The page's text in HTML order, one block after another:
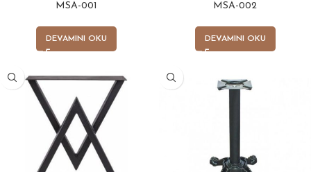
MSA-001
DEVAMINI OKU
MSA-002
DEVAMINI OKU